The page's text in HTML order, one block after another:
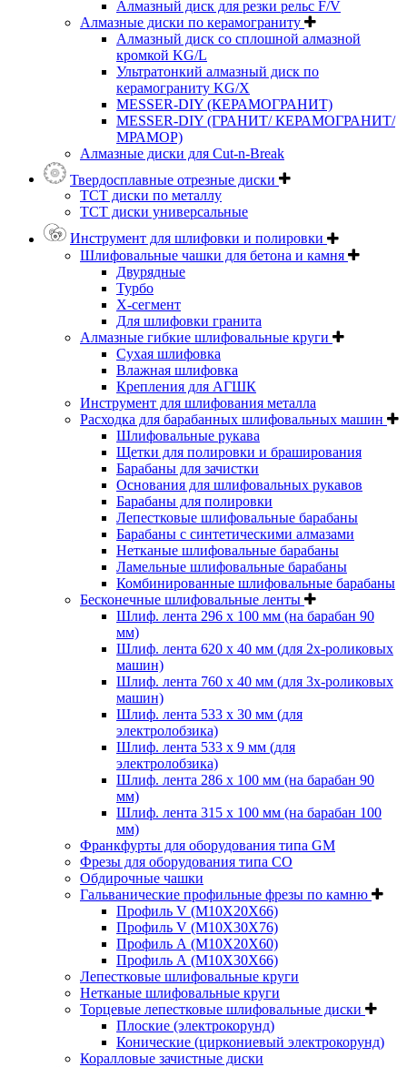
Алмазный диск для резки рельс F/V
Алмазные диски по керамограниту
Алмазный диск со сплошной алмазной
кромкой KG/L
Ультратонкий алмазный диск по
керамограниту KG/X
MESSER-DIY (КЕРАМОГРАНИТ)
MESSER-DIY (ГРАНИТ/ КЕРАМОГРАНИТ/
МРАМОР)
Алмазные диски для Cut-n-Break
Твердосплавные отрезные диски
ТСТ диски по металлу
ТСТ диски универсальные
Инструмент для шлифовки и полировки
Шлифовальные чашки для бетона и камня
Двурядные
Турбо
Х-сегмент
Для шлифовки гранита
Алмазные гибкие шлифовальные круги
Cухая шлифовка
Влажная шлифовка
Крепления для АГШК
Инструмент для шлифования металла
Расходка для барабанных шлифовальных машин
Шлифовальные рукава
Щетки для полировки и браширования
Барабаны для зачистки
Основания для шлифовальных рукавов
Барабаны для полировки
Лепестковые шлифовальные барабаны
Барабаны с синтетическими алмазами
Нетканые шлифовальные барабаны
Ламельные шлифовальные барабаны
Комбинированные шлифовальные барабаны
Бесконечные шлифовальные ленты
Шлиф. лента 296 х 100 мм (на барабан 90
мм)
Шлиф. лента 620 х 40 мм (для 2х-роликовых
машин)
Шлиф. лента 760 х 40 мм (для 3х-роликовых
машин)
Шлиф. лента 533 х 30 мм (для
электролобзика)
Шлиф. лента 533 х 9 мм (для
электролобзика)
Шлиф. лента 286 х 100 мм (на барабан 90
мм)
Шлиф. лента 315 х 100 мм (на барабан 100
мм)
Франкфурты для оборудования типа GM
Фрезы для оборудования типа СО
Обдирочные чашки
Гальванические профильные фрезы по камню
Профиль V (M10X20X66)
Профиль V (M10X30X76)
Профиль А (М10Х20Х60)
Профиль А (М10Х30Х66)
Лепестковые шлифовальные круги
Нетканые шлифовальные круги
Торцевые лепестковые шлифовальные диски
Плоские (электрокорунд)
Конические (циркониевый электрокорунд)
Коралловые зачистные диски